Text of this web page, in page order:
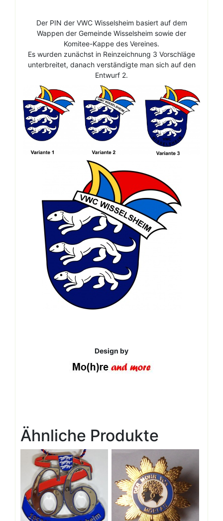
Der PIN der VWC Wisselsheim basiert auf dem
Wappen der Gemeinde Wisselsheim sowie der
Komitee-Kappe des Vereines.
Es wurden zunächst in Reinzeichnung 3 Vorschläge
unterbreitet, danach verständigte man sich auf den
Entwurf 2.
Design by
Ähnliche Produkte